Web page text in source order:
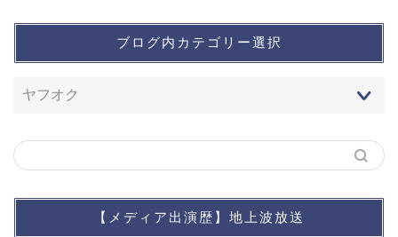
ブログ内カテゴリー選択
【メディア出演歴】地上波放送